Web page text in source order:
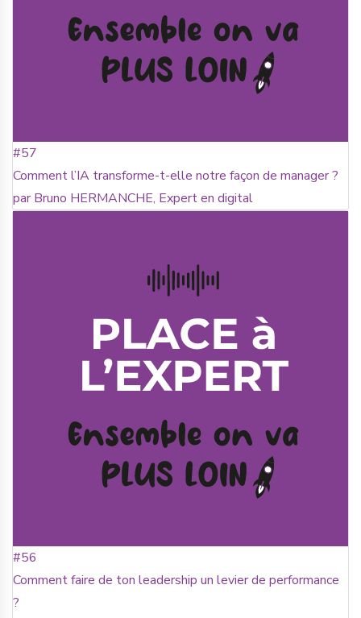
#57
Comment l’IA transforme-t-elle notre façon de manager ?
par Bruno HERMANCHE, Expert en digital
#56
Comment faire de ton leadership un levier de performance
?